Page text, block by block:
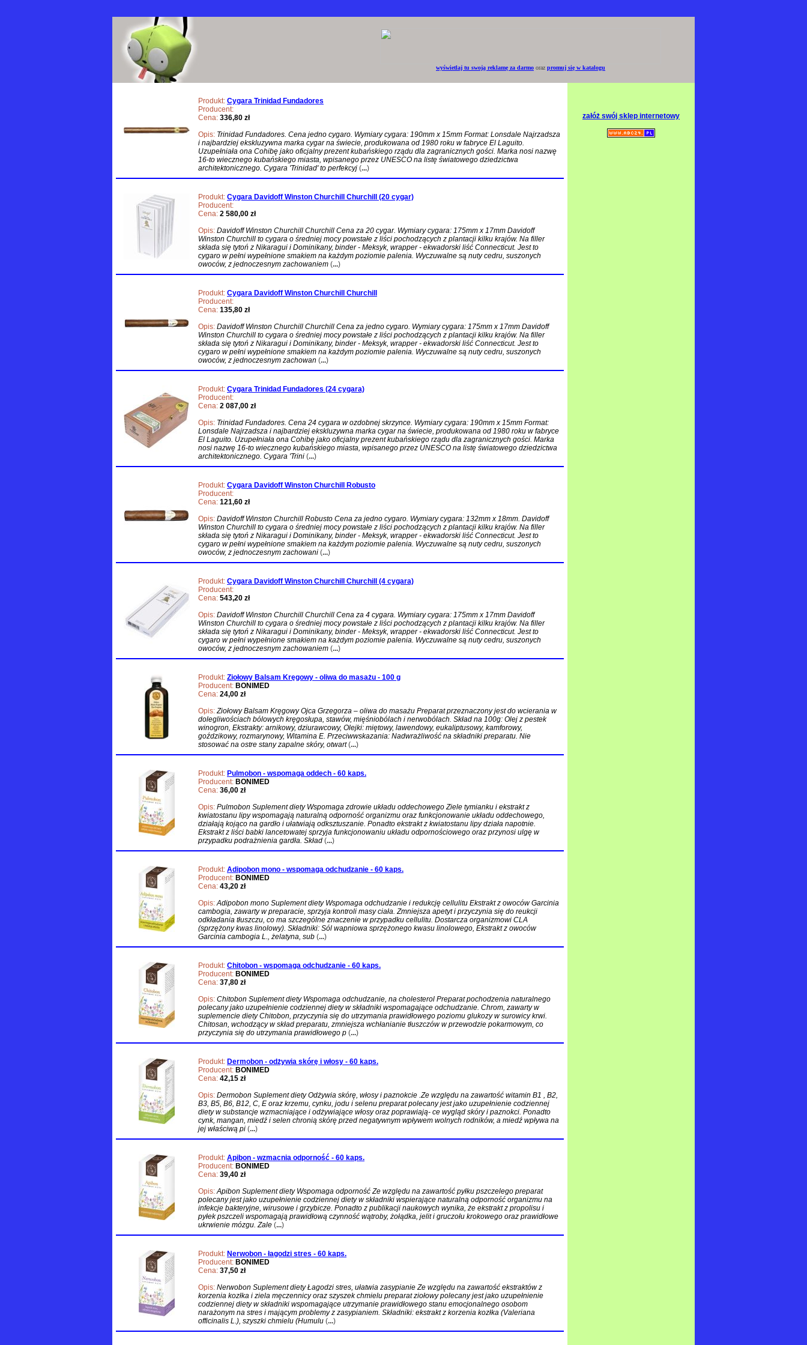
wyświetlaj tu swoją reklamę za darmo oraz promuj się w katalogu
Produkt: Cygara Trinidad Fundadores
Producent:
Cena: 336,80 zł
Opis: Trinidad Fundadores. Cena jedno cygaro. Wymiary cygara: 190mm x 15mm Format: Lonsdale Najrzadsza
i najbardziej ekskluzywna marka cygar na świecie, produkowana od 1980 roku w fabryce El Laguito.
Uzupełniała ona Cohibę jako oficjalny prezent kubańskiego rządu dla zagranicznych gości. Marka nosi nazwę
16-to wiecznego kubańskiego miasta, wpisanego przez UNESCO na listę światowego dziedzictwa
architektonicznego. Cygara 'Trinidad' to perfekcyj (...)
Produkt: Cygara Davidoff Winston Churchill Churchill (20 cygar)
Producent:
Cena: 2 580,00 zł
Opis: Davidoff Winston Churchill Churchill Cena za 20 cygar. Wymiary cygara: 175mm x 17mm Davidoff
Winston Churchill to cygara o średniej mocy powstałe z liści pochodzących z plantacji kilku krajów. Na filler
składa się tytoń z Nikaragui i Dominikany, binder - Meksyk, wrapper - ekwadorski liść Connecticut. Jest to
cygaro w pełni wypełnione smakiem na każdym poziomie palenia. Wyczuwalne są nuty cedru, suszonych
owoców, z jednoczesnym zachowaniem (...)
Produkt: Cygara Davidoff Winston Churchill Churchill
Producent:
Cena: 135,80 zł
Opis: Davidoff Winston Churchill Churchill Cena za jedno cygaro. Wymiary cygara: 175mm x 17mm Davidoff
Winston Churchill to cygara o średniej mocy powstałe z liści pochodzących z plantacji kilku krajów. Na filler
składa się tytoń z Nikaragui i Dominikany, binder - Meksyk, wrapper - ekwadorski liść Connecticut. Jest to
cygaro w pełni wypełnione smakiem na każdym poziomie palenia. Wyczuwalne są nuty cedru, suszonych
owoców, z jednoczesnym zachowan (...)
Produkt: Cygara Trinidad Fundadores (24 cygara)
Producent:
Cena: 2 087,00 zł
Opis: Trinidad Fundadores. Cena 24 cygara w ozdobnej skrzynce. Wymiary cygara: 190mm x 15mm Format:
Lonsdale Najrzadsza i najbardziej ekskluzywna marka cygar na świecie, produkowana od 1980 roku w fabryce
El Laguito. Uzupełniała ona Cohibę jako oficjalny prezent kubańskiego rządu dla zagranicznych gości. Marka
nosi nazwę 16-to wiecznego kubańskiego miasta, wpisanego przez UNESCO na listę światowego dziedzictwa
architektonicznego. Cygara 'Trini (...)
Produkt: Cygara Davidoff Winston Churchill Robusto
Producent:
Cena: 121,60 zł
Opis: Davidoff Winston Churchill Robusto Cena za jedno cygaro. Wymiary cygara: 132mm x 18mm. Davidoff
Winston Churchill to cygara o średniej mocy powstałe z liści pochodzących z plantacji kilku krajów. Na filler
składa się tytoń z Nikaragui i Dominikany, binder - Meksyk, wrapper - ekwadorski liść Connecticut. Jest to
cygaro w pełni wypełnione smakiem na każdym poziomie palenia. Wyczuwalne są nuty cedru, suszonych
owoców, z jednoczesnym zachowani (...)
Produkt: Cygara Davidoff Winston Churchill Churchill (4 cygara)
Producent:
Cena: 543,20 zł
Opis: Davidoff Winston Churchill Churchill Cena za 4 cygara. Wymiary cygara: 175mm x 17mm Davidoff
Winston Churchill to cygara o średniej mocy powstałe z liści pochodzących z plantacji kilku krajów. Na filler
składa się tytoń z Nikaragui i Dominikany, binder - Meksyk, wrapper - ekwadorski liść Connecticut. Jest to
cygaro w pełni wypełnione smakiem na każdym poziomie palenia. Wyczuwalne są nuty cedru, suszonych
owoców, z jednoczesnym zachowaniem (...)
Produkt: Ziołowy Balsam Kręgowy - oliwa do masażu - 100 g
Producent: BONIMED
Cena: 24,00 zł
Opis: Ziołowy Balsam Kręgowy Ojca Grzegorza – oliwa do masażu Preparat przeznaczony jest do wcierania w
dolegliwościach bólowych kręgosłupa, stawów, mięśniobólach i nerwobólach. Skład na 100g: Olej z pestek
winogron, Ekstrakty: arnikowy, dziurawcowy, Olejki: miętowy, lawendowy, eukaliptusowy, kamforowy,
goździkowy, rozmarynowy, Witamina E. Przeciwwskazania: Nadwrażliwość na składniki preparatu. Nie
stosować na ostre stany zapalne skóry, otwart(...)
Produkt: Pulmobon - wspomaga oddech - 60 kaps.
Producent: BONIMED
Cena: 36,00 zł
Opis: Pulmobon Suplement diety Wspomaga zdrowie układu oddechowego Ziele tymianku i ekstrakt z
kwiatostanu lipy wspomagają naturalną odporność organizmu oraz funkcjonowanie układu oddechowego,
działają kojąco na gardło i ułatwiają odksztuszanie. Ponadto ekstrakt z kwiatostanu lipy działa napotnie.
Ekstrakt z liści babki lancetowatej sprzyja funkcjonowaniu układu odpornościowego oraz przynosi ulgę w
przypadku podrażnienia gardła. Skład (...)
Produkt: Adipobon mono - wspomaga odchudzanie - 60 kaps.
Producent: BONIMED
Cena: 43,20 zł
Opis: Adipobon mono Suplement diety Wspomaga odchudzanie i redukcję cellulitu Ekstrakt z owoców Garcinia
cambogia, zawarty w preparacie, sprzyja kontroli masy ciała. Zmniejsza apetyt i przyczynia się do reukcji
odkładania tłuszczu, co ma szczególne znaczenie w przypadku cellulitu. Dostarcza organizmowi CLA
(sprzężony kwas linolowy). Składniki: Sól wapniowa sprzężonego kwasu linolowego, Ekstrakt z owoców
Garcinia cambogia L., żelatyna, sub (...)
Produkt: Chitobon - wspomaga odchudzanie - 60 kaps.
Producent: BONIMED
Cena: 37,80 zł
Opis: Chitobon Suplement diety Wspomaga odchudzanie, na cholesterol Preparat pochodzenia naturalnego
polecany jako uzupełnienie codziennej diety w składniki wspomagające odchudzanie. Chrom, zawarty w
suplemencie diety Chitobon, przyczynia się do utrzymania prawidłowego poziomu glukozy w surowicy krwi.
Chitosan, wchodzący w skład preparatu, zmniejsza wchłanianie tłuszczów w przewodzie pokarmowym, co
przyczynia się do utrzymania prawidłowego p (...)
Produkt: Dermobon - odżywia skórę i włosy - 60 kaps.
Producent: BONIMED
Cena: 42,15 zł
Opis: Dermobon Suplement diety Odżywia skórę, włosy i paznokcie .Ze względu na zawartość witamin B1 , B2,
B3, B5, B6, B12, C, E oraz krzemu, cynku, jodu i selenu preparat polecany jest jako uzupełnienie codziennej
diety w substancje wzmacniające i odżywiające włosy oraz poprawiają- ce wygląd skóry i paznokci. Ponadto
cynk, mangan, miedź i selen chronią skórę przed negatywnym wpływem wolnych rodników, a miedź wpływa na
jej właściwą pi (...)
Produkt: Apibon - wzmacnia odporność - 60 kaps.
Producent: BONIMED
Cena: 39,40 zł
Opis: Apibon Suplement diety Wspomaga odporność Ze względu na zawartość pyłku pszczelego preparat
polecany jest jako uzupełnienie codziennej diety w składniki wspierające naturalną odporność organizmu na
infekcje bakteryjne, wirusowe i grzybicze. Ponadto z publikacji naukowych wynika, że ekstrakt z propolisu i
pyłek pszczeli wspomagają prawidłową czynność wątroby, żołądka, jelit i gruczołu krokowego oraz prawidłowe
ukrwienie mózgu. Zale (...)
Produkt: Nerwobon - łagodzi stres - 60 kaps.
Producent: BONIMED
Cena: 37,50 zł
Opis: Nerwobon Suplement diety Łagodzi stres, ułatwia zasypianie Ze względu na zawartość ekstraktów z
korzenia kozłka i ziela męczennicy oraz szyszek chmielu preparat ziołowy polecany jest jako uzupełnienie
codziennej diety w składniki wspomagające utrzymanie prawidłowego stanu emocjonalnego osobom
narażonym na stres i mającym problemy z zasypianiem. Składniki: ekstrakt z korzenia kozłka (Valeriana
officinalis L.), szyszki chmielu (Humulu (...)
załóż swój sklep internetowy